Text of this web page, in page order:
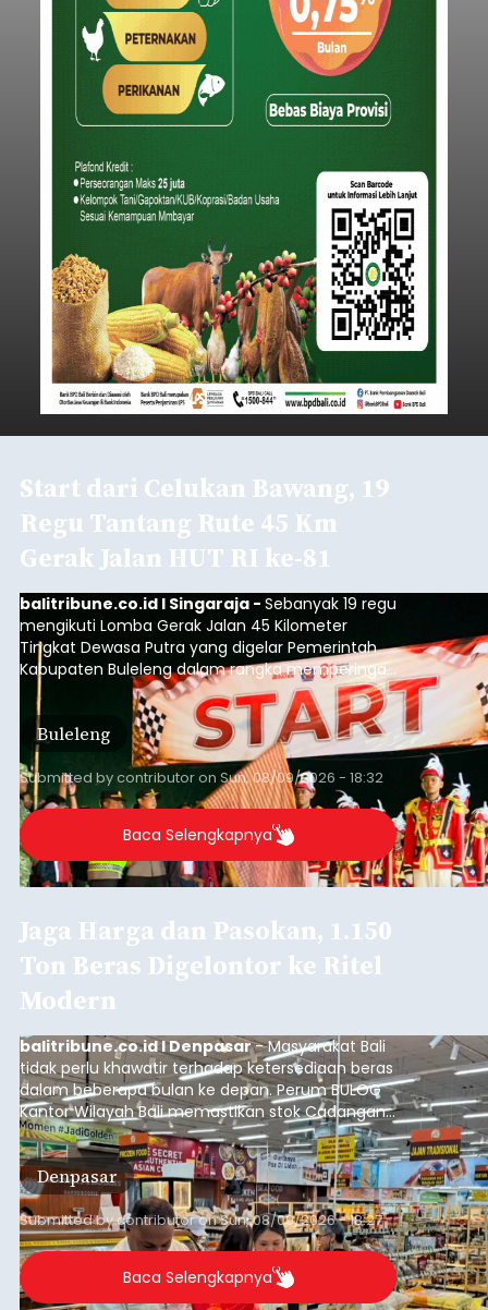
Start dari Celukan Bawang, 19
Regu Tantang Rute 45 Km
Gerak Jalan HUT RI ke-81
balitribune.co.id I Singaraja - Sebanyak 19 regu
mengikuti Lomba Gerak Jalan 45 Kilometer
Tingkat Dewasa Putra yang digelar Pemerintah
Kabupaten Buleleng dalam rangka memperingati
HUT ke-81 Kemerdekaan Republik Indonesia.
Lomba resmi dimulai dari Lapangan Sepak Bola
Desa Celukan Bawang, Sabtu (8/8/2026) malam.
Buleleng
Submitted bycontributoron Sun, 08/09/2026 - 18:32
Baca Selengkapnya
Jaga Harga dan Pasokan, 1.150
Ton Beras Digelontor ke Ritel
Modern
balitribune.co.id I Denpasar- Masyarakat Bali
tidak perlu khawatir terhadap ketersediaan beras
dalam beberapa bulan ke depan. Perum BULOG
Kantor Wilayah Bali memastikan stok Cadangan
Beras Pemerintah (CBP) masih dalam kondisi
aman, bahkan diproyeksikan mampu memenuhi
kebutuhan masyarakat hingga sekitar 10 bulan.
Denpasar
Submitted bycontributoronSun, 08/09/2026 - 18:27
Baca Selengkapnya